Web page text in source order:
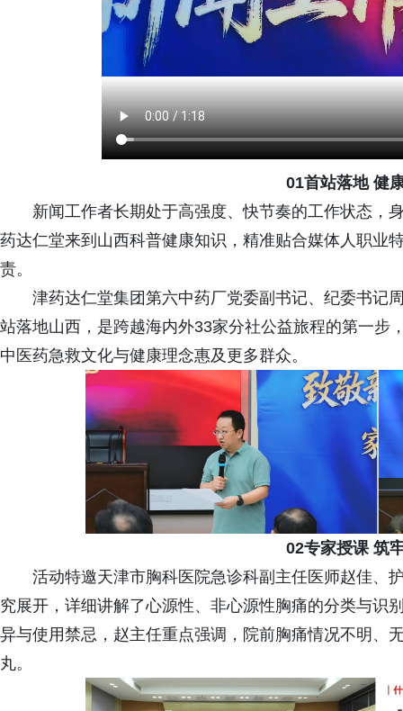
01首站落地 健
新闻工作者长期处于高强度、快节奏的工作状态，
药达仁堂来到山西科普健康知识，精准贴合媒体人职业
责。
津药达仁堂集团第六中药厂党委副书记、纪委书记
站落地山西，是跨越海内外33家分社公益旅程的第一步
中医药急救文化与健康理念惠及更多群众。
02专家授课 筑
活动特邀天津市胸科医院急诊科副主任医师赵佳、
究展开，详细讲解了心源性、非心源性胸痛的分类与识
异与使用禁忌，赵主任重点强调，院前胸痛情况不明、
丸。